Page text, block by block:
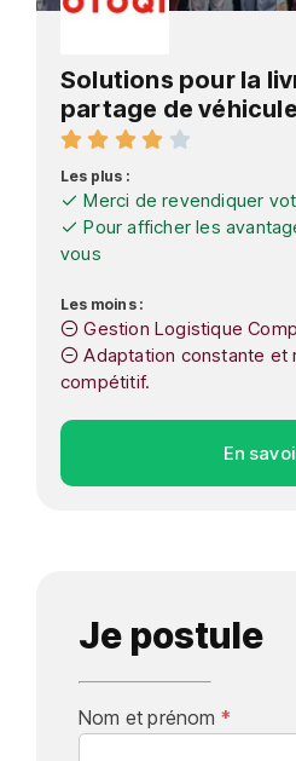
Solutions pour la
partage de
Les plus :
Merci de revendiquer
Pour afficher les
vous
Les moins :
Gestion Logistique
Adaptation constante et
compétitif.
En
Je postule
Nom et prénom *